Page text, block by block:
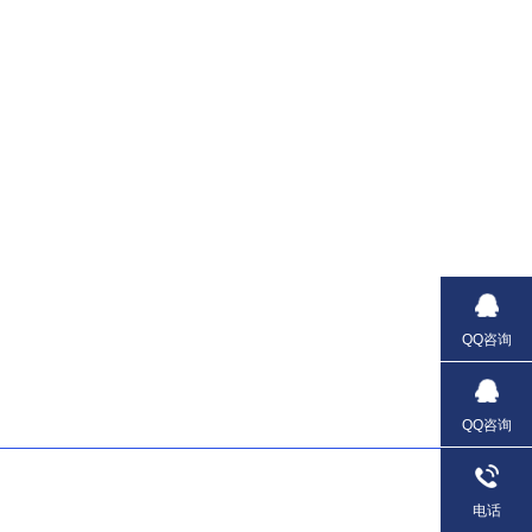
QQ咨询
QQ咨询
电话